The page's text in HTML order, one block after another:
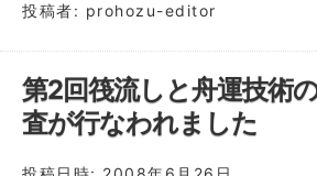
投稿者: prohozu-editor
第2回筏流しと舟運技術
査が行なわれました